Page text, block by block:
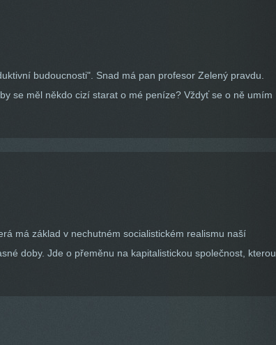
budoucnosti". Snad má pan profesor Zelený pravdu.
se měl někdo cizí starat o mé peníze? Vždyť se o ně umím
má základ v nechutném socialistickém realismu naší
doby. Jde o přeměnu na kapitalistickou společnost, kterou